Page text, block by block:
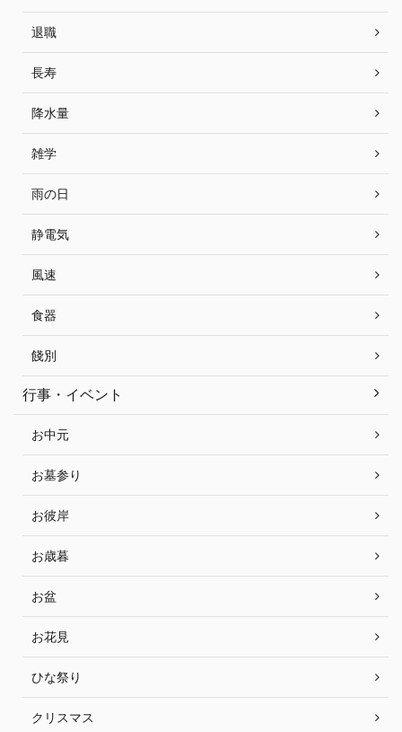
退職
長寿
降水量
雑学
雨の日
静電気
風速
食器
餞別
行事・イベント
お中元
お墓参り
お彼岸
お歳暮
お盆
お花見
ひな祭り
クリスマス